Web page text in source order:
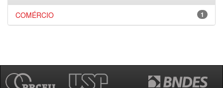
1
COMÉRCIO